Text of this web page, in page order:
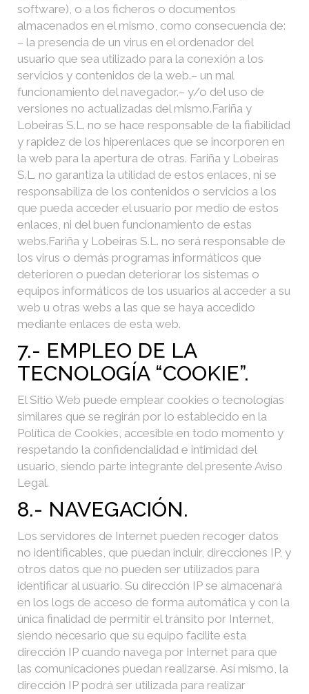
software), o a los ficheros o documentos
almacenados en el mismo, como consecuencia de:
– la presencia de un virus en el ordenador del
usuario que sea utilizado para la conexión a los
servicios y contenidos de la web.– un mal
funcionamiento del navegador.– y/o del uso de
versiones no actualizadas del mismo.Fariña y
Lobeiras S.L. no se hace responsable de la fiabilidad
y rapidez de los hiperenlaces que se incorporen en
la web para la apertura de otras. Fariña y Lobeiras
S.L. no garantiza la utilidad de estos enlaces, ni se
responsabiliza de los contenidos o servicios a los
que pueda acceder el usuario por medio de estos
enlaces, ni del buen funcionamiento de estas
webs.Fariña y Lobeiras S.L. no será responsable de
los virus o demás programas informáticos que
deterioren o puedan deteriorar los sistemas o
equipos informáticos de los usuarios al acceder a su
web u otras webs a las que se haya accedido
mediante enlaces de esta web.
7.- EMPLEO DE LA
TECNOLOGÍA “COOKIE”.
El Sitio Web puede emplear cookies o tecnologías
similares que se regirán por lo establecido en la
Política de Cookies, accesible en todo momento y
respetando la confidencialidad e intimidad del
usuario, siendo parte integrante del presente Aviso
Legal.
8.- NAVEGACIÓN.
Los servidores de Internet pueden recoger datos
no identificables, que puedan incluir, direcciones IP, y
otros datos que no pueden ser utilizados para
identificar al usuario. Su dirección IP se almacenará
en los logs de acceso de forma automática y con la
única finalidad de permitir el tránsito por Internet,
siendo necesario que su equipo facilite esta
dirección IP cuando navega por Internet para que
las comunicaciones puedan realizarse. Así mismo, la
dirección IP podrá ser utilizada para realizar